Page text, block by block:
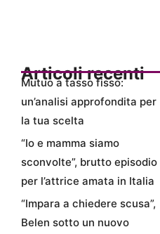
Articoli recenti
Mutuo a tasso fisso:
un’analisi approfondita per
la tua scelta
“Io e mamma siamo
sconvolte”, brutto episodio
per l’attrice amata in Italia
“Impara a chiedere scusa”,
Belen sotto un nuovo